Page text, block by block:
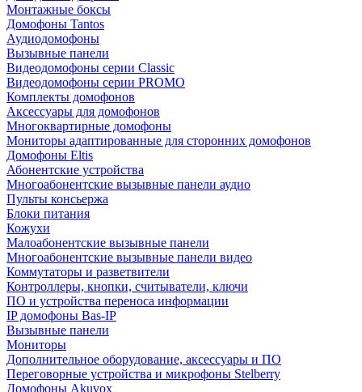
Монтажные боксы
Домофоны Tantos
Аудиодомофоны
Вызывные панели
Видеодомофоны серии Classic
Видеодомофоны серии PROMO
Комплекты домофонов
Аксессуары для домофонов
Многоквартирные домофоны
Мониторы адаптированные для сторонних домофонов
Домофоны Eltis
Абонентские устройства
Многоабонентские вызывные панели аудио
Пульты консьержа
Блоки питания
Кожухи
Малоабонентские вызывные панели
Многоабонентские вызывные панели видео
Коммутаторы и разветвители
Контроллеры, кнопки, считыватели, ключи
ПО и устройства переноса информации
IP домофоны Bas-IP
Вызывные панели
Мониторы
Дополнительное оборудование, аксессуары и ПО
Переговорные устройства и микрофоны Stelberry
Домофоны Akuvox